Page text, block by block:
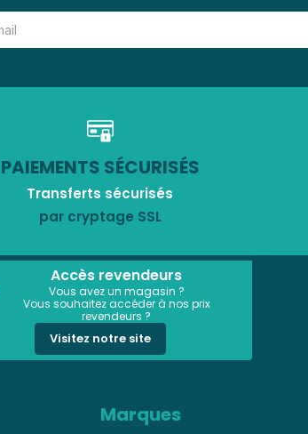
PAIEMENTS SÉCURISÉS
Transferts sécurisés
par cryptage SSL
Accès revendeurs
Vous avez un magasin ?
Vous souhaitez accéder à nos prix
revendeurs ?
Visitez notre site
Marques